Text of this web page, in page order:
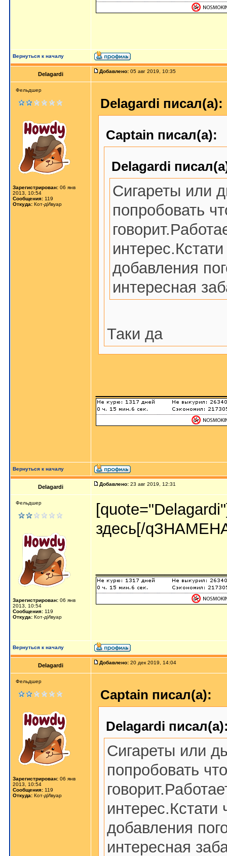
Вернуться к началу
Delagardi Добавлено: 05 авг 2019, 10:35
Фельдшер
Зарегистрирован: 06 янв
2013, 10:54
Сообщения: 119
Откуда: Кот-дИвуар
Delagardi писал(а):
Captain писал(а):
Delagardi
Сигареты или
попробовать
добавления
интересная
Таки да
Вернуться к началу
Delagardi Добавлено: 23 авг 2019, 12:31
Фельдшер
Зарегистрирован: 06 янв
2013, 10:54
Сообщения: 119
Откуда: Кот-дИвуар
здесь[/
Вернуться к началу
Delagardi Добавлено: 20 дек 2019, 14:04
Фельдшер
Зарегистрирован: 06 янв
2013, 10:54
Сообщения: 119
Откуда: Кот-дИвуар
Captain писал(а):
Delagardi
Сигареты или
попробовать
добавления
интересная